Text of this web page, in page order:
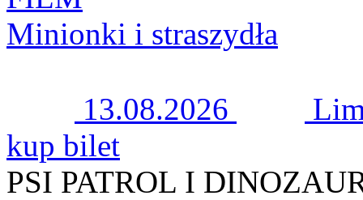
Minionki i straszydła
13.08.2026
kup bilet
PSI PATROL I